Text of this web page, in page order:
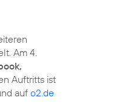
Am 4.
Auftritts ist
aufo2.de